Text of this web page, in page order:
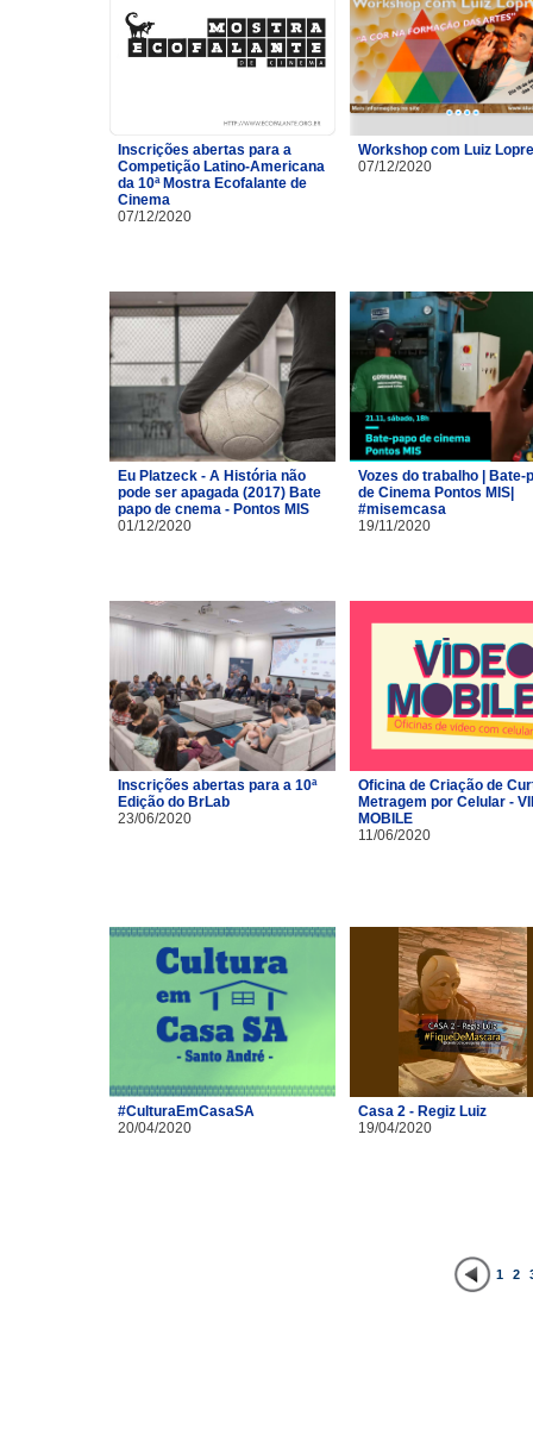
Inscrições abertas para a
Competição Latino-Americana
da 10ª Mostra Ecofalante de
Cinema
07/12/2020
Workshop com Luiz
07/12/2020
Eu Platzeck - A História não
pode ser apagada (2017) Bate
papo de cnema - Pontos MIS
01/12/2020
Vozes do trabalho | Bate-
de Cinema Pontos MIS|
#misemcasa
19/11/2020
Inscrições abertas para a 10ª
Edição do BrLab
23/06/2020
Oficina de Criação de
Metragem por Celular -
MOBILE
11/06/2020
#CulturaEmCasaSA
20/04/2020
Casa 2 - Regiz Luiz
19/04/2020
1 2